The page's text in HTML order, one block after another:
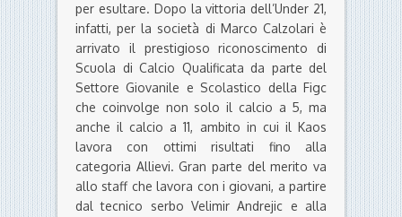
per esultare. Dopo la vittoria dell’Under 21,
infatti, per la società di Marco Calzolari è
arrivato il prestigioso riconoscimento di
Scuola di Calcio Qualificata da parte del
Settore Giovanile e Scolastico della Figc
che coinvolge non solo il calcio a 5, ma
anche il calcio a 11, ambito in cui il Kaos
lavora con ottimi risultati fino alla
categoria Allievi. Gran parte del merito va
allo staff che lavora con i giovani, a partire
dal tecnico serbo Velimir Andrejic e alla